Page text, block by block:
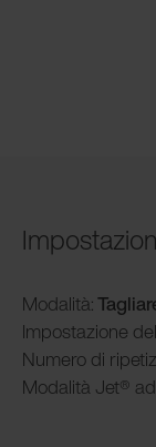
Modalità:
Impostazione
Numero di
Modalità Jet®